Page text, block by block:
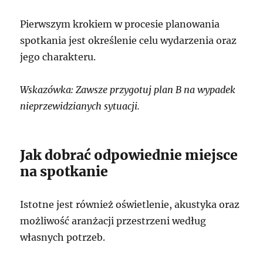
Pierwszym krokiem w procesie planowania
spotkania jest określenie celu wydarzenia oraz
jego charakteru.
Wskazówka: Zawsze przygotuj plan B na wypadek
nieprzewidzianych sytuacji.
Jak dobrać odpowiednie miejsce
na spotkanie
Istotne jest również oświetlenie, akustyka oraz
możliwość aranżacji przestrzeni według
własnych potrzeb.